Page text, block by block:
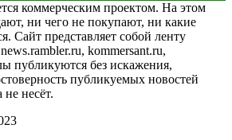
коммерческим проектом. На этом
ни чего не покупают, ни какие
Сайт представляет собой ленту
kommersant.ru,
публикуются без искажения,
публикуемых новостей
несёт.